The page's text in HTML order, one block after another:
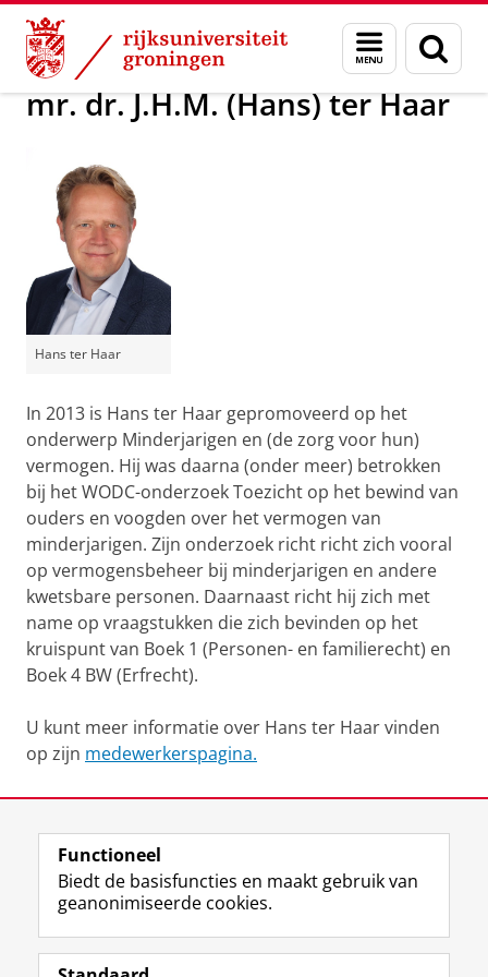
Skip
Content
Skip
Navigation
Menu
en
zoeken
Over ons Leden NIG
mr. dr. J.H.M. (Hans) ter Haar
Hans ter Haar
In 2013 is Hans ter Haar gepromoveerd op het
onderwerp Minderjarigen en (de zorg voor hun)
vermogen. Hij was daarna (onder meer) betrokken
bij het WODC-onderzoek Toezicht op het bewind van
ouders en voogden over het vermogen van
minderjarigen. Zijn onderzoek richt richt zich vooral
op vermogensbeheer bij minderjarigen en andere
kwetsbare personen. Daarnaast richt hij zich met
name op vraagstukken die zich bevinden op het
kruispunt van Boek 1 (Personen- en familierecht) en
Boek 4 BW (Erfrecht).
U kunt meer informatie over Hans ter Haar vinden
op zijn medewerkerspagina.
View this page in:
Volg de RUG
F
a
L
i
R
S
I
n
Y
o
Functioneel
Biedt de basisfuncties en maakt gebruik van
geanonimiseerde cookies.